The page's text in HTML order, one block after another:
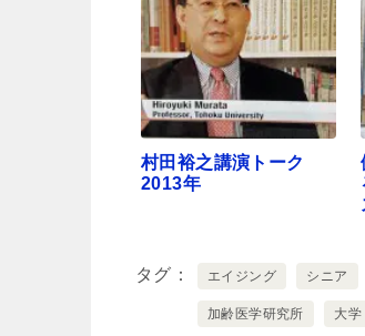
村田裕之講演トーク
2013年
タグ エイジング シニア
加齢医学研究所 大学